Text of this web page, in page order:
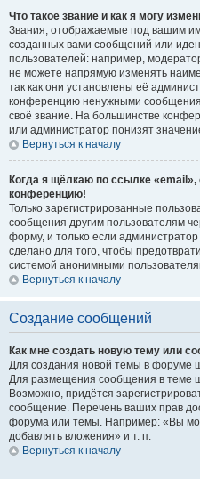
Что такое звание и как я могу
Звания, отображаемые под вашим
созданных вами сообщений или
пользователей: например,
не можете напрямую изменять
так как они установлены её
конференцию ненужными
своё звание. На большинстве
или администратор понизят
Вернуться к началу
Когда я щёлкаю по ссылке «email»,
конференцию!
Только зарегистрированные
сообщения другим пользователям
форму, и только если
сделано для того, чтобы
системой анонимными
Вернуться к началу
Создание сообщений
Как мне создать новую тему или
Для создания новой темы в форуме
Для размещения сообщения в теме
Возможно, придётся
сообщение. Перечень ваших прав
форума или темы. Например: «Вы
добавлять вложения» и т. п.
Вернуться к началу